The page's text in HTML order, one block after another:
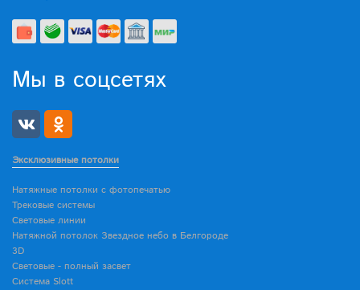
Мы в соцсетях
Эксклюзивные потолки
Натяжные потолки с фотопечатью
Трековые системы
Световые линии
Натяжной потолок Звездное небо в Белгороде
3D
Световые - полный засвет
Система Slott